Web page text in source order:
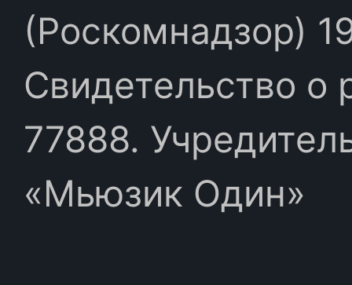
(Роскомнадзор)
Свидетельство
77888.
«Мьюзик Один»